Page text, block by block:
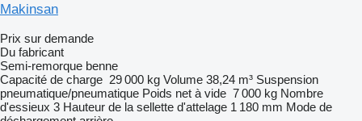
Makinsan
Prix sur demande
Du fabricant
Semi-remorque benne
Capacité de charge 29 000 kg Volume 38,24 m³ Suspension
pneumatique/pneumatique Poids net à vide 7 000 kg Nombre
d'essieux 3 Hauteur de la sellette d'attelage 1 180 mm Mode de